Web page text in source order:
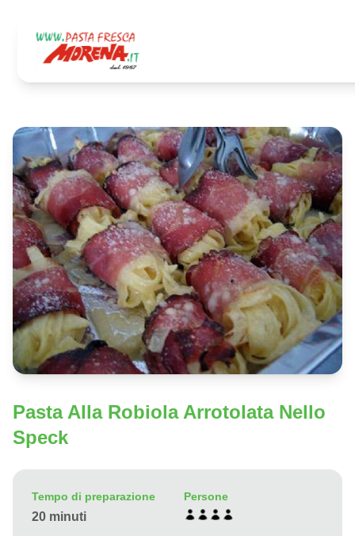
Pasta Alla Robiola Arrotolata Nello
Speck
Tempo di preparazione
20 minuti
Persone